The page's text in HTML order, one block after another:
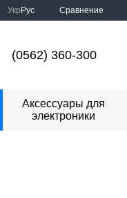
Укр Рус Сравнение
(0562) 360-300
Аксессуары для
электроники